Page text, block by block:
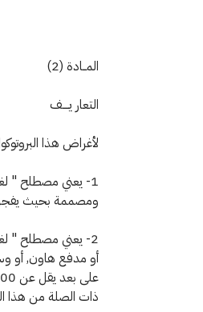
المــادة (2)
التعار يــــف
لأغراض هذا
1- يعني مصطلح "
ومصممة بحيث
2- يعني مصطلح "
أو مدفع هاون, أو
ذات الصلة من هذا